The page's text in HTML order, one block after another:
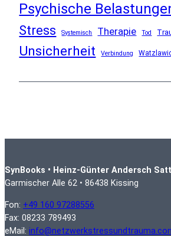
Psychische
Stress
Systemisch Therapie Tod
Unsicherheit Verbindung
SynBooks • Heinz-Günter Andersch
Garmischer Alle 62 • 86438 Kissing
Fon: +49 160 97288556
Fax: 08233 789493
eMail: